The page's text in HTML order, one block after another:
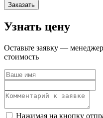
Заказать
Узнать цену
Оставьте заявку —
стоимость
Нажимая на кнопку